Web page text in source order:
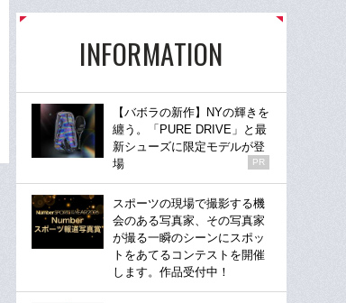
INFORMATION
【バボラの新作】NYの輝きを
纏う。「PURE DRIVE」と最
新シューズに限定モデルが登
場
PR
スポーツの現場で撮影する機
会のある写真家、その写真家
が撮る一瞬のシーンにスポッ
トをあてるコンテストを開催
します。作品受付中！